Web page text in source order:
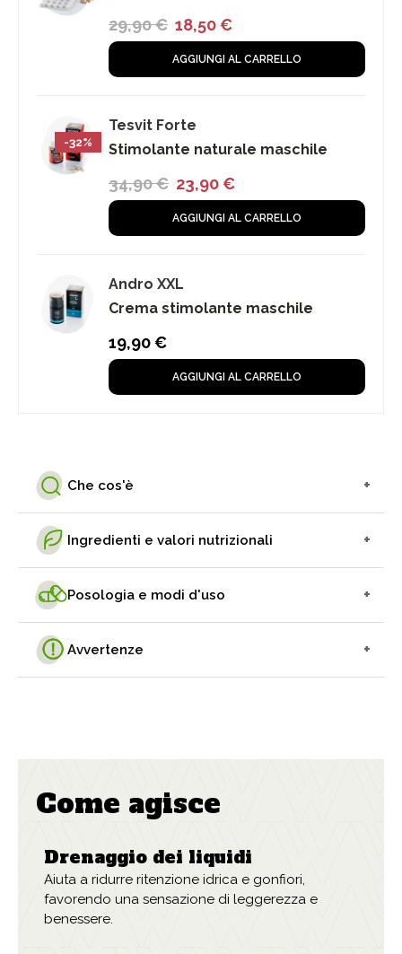
29,90€ 18,50€
AGGIUNGI AL CARRELLO
-32%
Tesvit Forte
Stimolante naturale maschile
34,90€ 23,90€
AGGIUNGI AL CARRELLO
Andro XXL
Crema stimolante maschile
19,90€
AGGIUNGI AL CARRELLO
Come agisce
Drenaggio dei liquidi
Aiuta a ridurre ritenzione idrica e gonfiori,
favorendo una sensazione di leggerezza e
benessere.
Che cos'è +
Ingredienti e valori nutrizionali +
Posologia e modi d'uso +
Avvertenze +